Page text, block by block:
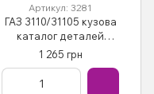
Артикул: 3281
ГАЗ 3110/31105 кузова
каталог деталей
видавництво Третій Рим
1 265 грн